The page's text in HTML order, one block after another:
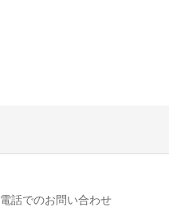
電話でのお問い合わせ